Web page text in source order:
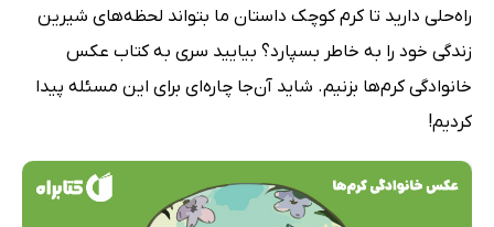
راه‌حلی دارید تا کرم کوچک داستان ما بتواند لحظه‌های شیرین
زندگی خود را به خاطر بسپارد؟ بیایید سری به کتاب عکس
خانوادگی کرم‌ها بزنیم. شاید آن‌جا چاره‌ای برای این مسئله پیدا
کردیم!